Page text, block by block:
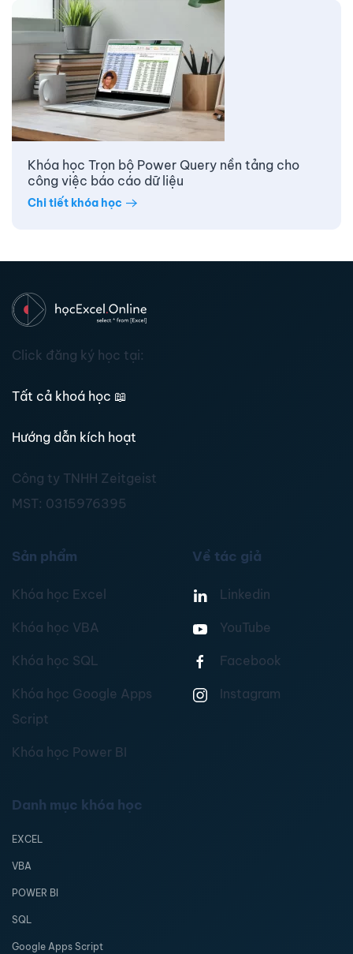
Khóa học Trọn bộ Power Query nền tảng cho
công việc báo cáo dữ liệu
Chi tiết khóa học
Click đăng ký học tại:
Tất cả khoá học 📖
Hướng dẫn kích hoạt
Công ty TNHH Zeitgeist
MST: 0315976395
Sản phẩm
Khóa học Excel
Khóa học VBA
Khóa học SQL
Khóa học Google Apps
Script
Khóa học Power BI
Về tác giả
Linkedin
YouTube
Facebook
Instagram
Danh mục khóa học
EXCEL
VBA
POWER BI
SQL
Google Apps Script